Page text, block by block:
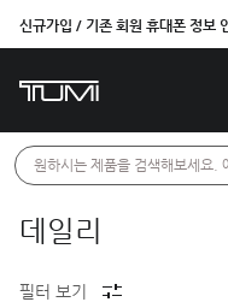
신규가입 / 기존 회원 휴대폰 정보
벤트라 컬렉션을 온라인에서만 단
원하시는 제품을 검색해보세요.
데일리
필터 보기